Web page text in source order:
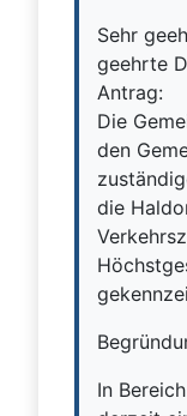
Sehr
geehrte
Antrag:
Die
den
die
In